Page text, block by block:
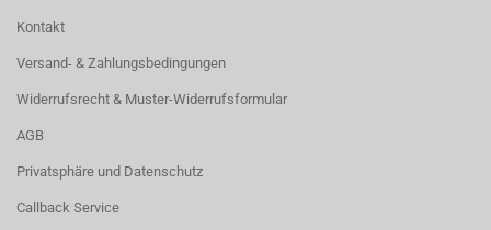
Kontakt
Versand- & Zahlungsbedingungen
Widerrufsrecht & Muster-Widerrufsformular
AGB
Privatsphäre und Datenschutz
Callback Service